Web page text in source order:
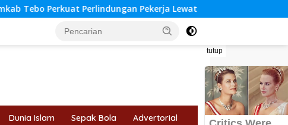
Pekerja Lewat Kerja Sama dengan BPJS Ketenagakerjaan
tutup
Dunia Islam Sepak Bola Advertorial